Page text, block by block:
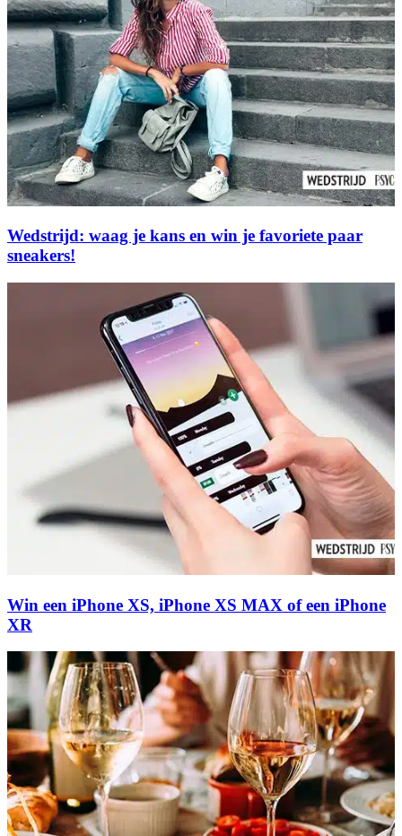
Wedstrijd: waag je kans en win je favoriete paar
sneakers!
Win een iPhone XS, iPhone XS MAX of een iPhone
XR